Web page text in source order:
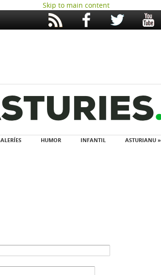
Skip to main content
HUMOR INFANTIL ASTURIANU »